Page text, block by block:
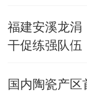
福建安溪龙涓
干促练强队伍
国内陶瓷产